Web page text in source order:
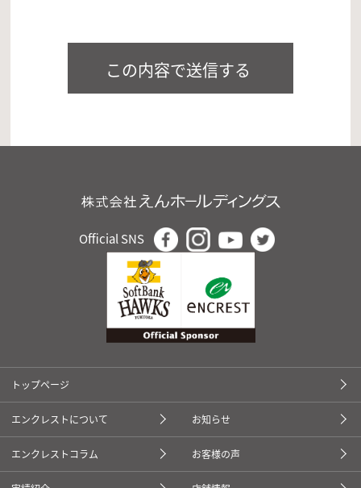
この内容で送信する
Official SNS
トップページ
エンクレストについて お知らせ
エンクレストコラム お客様の声